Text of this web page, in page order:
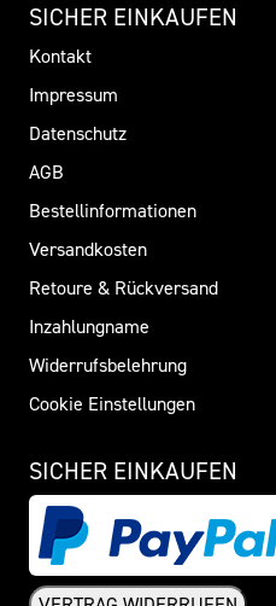
SICHER EINKAUFEN
Kontakt
Impressum
Datenschutz
AGB
Bestellinformationen
Versandkosten
Retoure & Rückversand
Inzahlungname
Widerrufsbelehrung
Cookie Einstellungen
SICHER EINKAUFEN